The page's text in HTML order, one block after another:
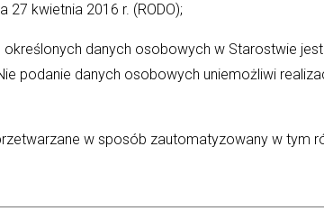
kwietnia 2016 r. (RODO);
danych osobowych w Starostwie
podanie danych osobowych uniemożliwi
w sposób zautomatyzowany w tym